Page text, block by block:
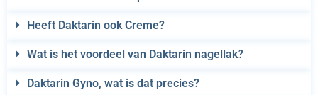
Heeft Daktarin ook Creme?
Wat is het voordeel van Daktarin nagellak?
Daktarin Gyno, wat is dat precies?